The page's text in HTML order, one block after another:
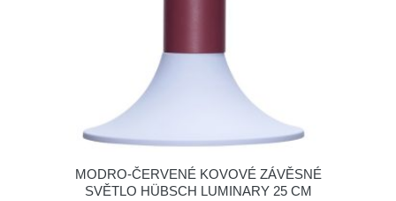
MODRO-ČERVENÉ KOVOVÉ ZÁVĚSNÉ
SVĚTLO HÜBSCH LUMINARY 25 CM